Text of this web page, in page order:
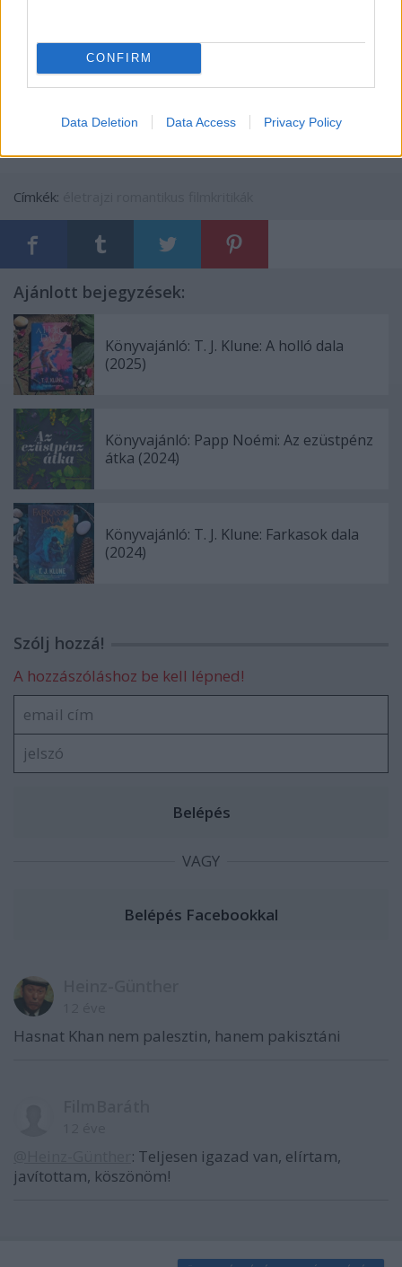
CONFIRM
Data Deletion Data Access Privacy Policy
egyáltalán nem méltó Lady Dianához. Mindenki
kerülje el messzire!
Címkék:
Ajánlott bejegyzések:
Könyvajánló: T. J. Klune: A holló dala
(2025)
Könyvajánló: Papp Noémi: Az ezüstpénz
átka (2024)
Könyvajánló: T. J. Klune: Farkasok dala
(2024)
Szólj hozzá!
A hozzászóláshoz be kell lépned!
VAGY
Hasnat Khan nem palesztin, hanem pakisztáni
: Teljesen igazad van, elírtam,
javítottam, köszönöm!